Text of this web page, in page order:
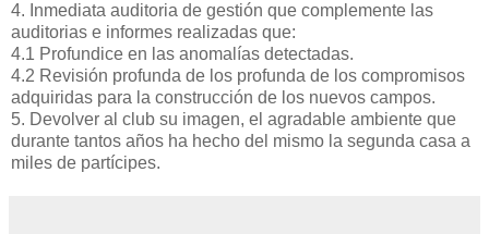
4. Inmediata auditoria de gestión que complemente las
auditorias e informes realizadas que:
4.1 Profundice en las anomalías detectadas.
4.2 Revisión profunda de los profunda de los compromisos
adquiridas para la construcción de los nuevos campos.
5. Devolver al club su imagen, el agradable ambiente que
durante tantos años ha hecho del mismo la segunda casa a
miles de partícipes.